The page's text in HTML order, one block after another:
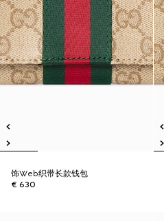
饰Web织带长款钱包
€ 630